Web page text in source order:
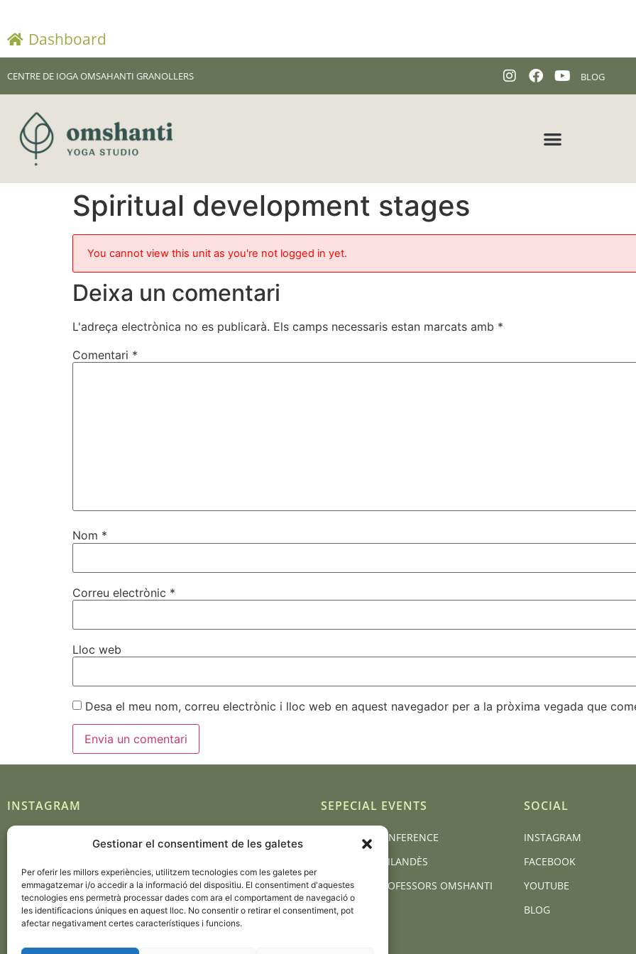
Gestionar el consentiment de les galetes
Per oferir les millors experiències, utilitzem tecnologies com les galetes per
emmagatzemar i/o accedir a la informació del dispositiu. El consentiment d'aquestes
tecnologies ens permetrà processar dades com ara el comportament de navegació o
les identificacions úniques en aquest lloc. No consentir o retirar el consentiment, pot
afectar negativament certes característiques i funcions.
Dashboard
CENTRE DE IOGA OMSAHANTI GRANOLLERS BLOG
Spiritual development stages
You cannot view this unit as you're not logged in yet.
Deixa un comentari
L'adreça electrònica no es publicarà. Els camps necessaris estan marcats amb *
Comentari *
Nom *
Correu electrònic *
Lloc web
Desa el meu nom, correu electrònic i lloc web en aquest navegador per a la pròxima vegada que
INSTAGRAM
Seguir en Instagram
SEPECIAL EVENTS
BCN YOGA CONFERENCE
MASSATGE TAILANDÈS
FORMACIÓ PROFESSORS OMSHANTI
SOCIAL
INSTAGRAM
FACEBOOK
YOUTUBE
BLOG